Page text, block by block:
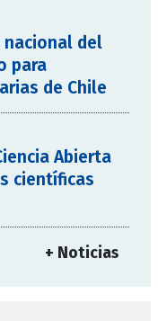
nacional del
para
de Chile
Abierta
científicas
+ Noticias